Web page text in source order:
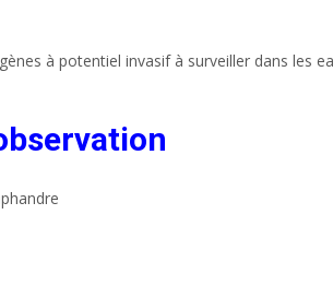
à potentiel invasif à surveiller dans les